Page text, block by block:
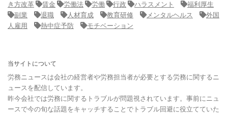
き方改革
賃金 労働法 労働 行政 ハラスメント
福利厚生
副業
退職 人材育成 教育研修 メンタルヘルス
外国
人雇用
熱中症予防 モチベーション
当サイトについて
労務ニュースは会社の経営者や労務担当者が必要とする労務に関するニ
ュースを配信しています。
昨今会社では労務に関するトラブルが問題視されています。事前にニュ
ースで今の旬な話題をキャッチすることでトラブル回避に役立てていた